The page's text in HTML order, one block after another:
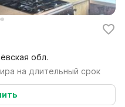
обл.
на длительный срок